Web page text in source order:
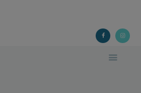
ACOUGO
Asociación galega de familias
QUÉ FACEMOS?
ACTIVIDADES